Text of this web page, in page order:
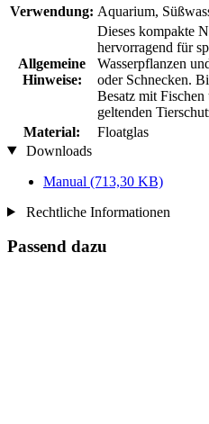
Verwendung: Aquarium,
Allgemeine
Hinweise:
Dieses kompakte
hervorragend für
Wasserpflanzen
oder Schnecken.
Besatz mit
geltenden
Material:
Floatglas
Downloads
Manual (713,30 KB)
Rechtliche Informationen
Passend dazu